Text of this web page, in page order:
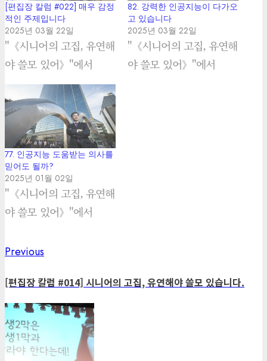
[편집장 칼럼 #022] 매우 감정
적인 주제입니다
2025년 03월 22일
"《시니어의 고집, 유연해
야 쓸모 있어》"에서
82. 강력한 인공지능이 다가오
고 있습니다
2025년 03월 22일
"《시니어의 고집, 유연해
야 쓸모 있어》"에서
77. 인공지능 도움받는 의사를
믿어도 될까?
2025년 01월 02일
"《시니어의 고집, 유연해
야 쓸모 있어》"에서
Post
navigation
Previous
[편집장 칼럼 #014] 시니어의 고집, 유연해야 쓸모 있습니다.